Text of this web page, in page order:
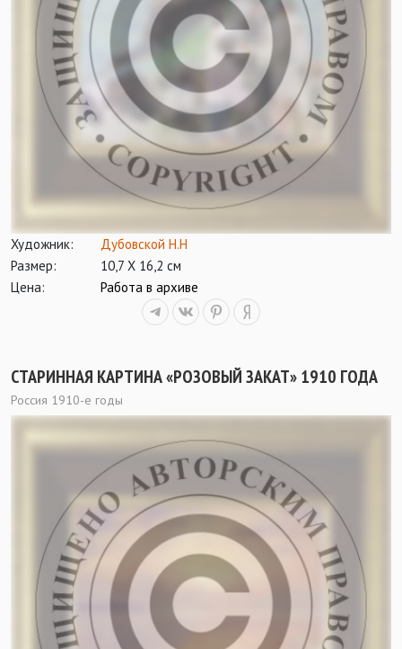
Художник:
Дубовской Н.Н
Размер:
10,7 Х 16,2 см
Цена:
Работа в архиве
СТАРИННАЯ КАРТИНА «РОЗОВЫЙ ЗАКАТ» 1910 ГОДА
Россия 1910-е годы